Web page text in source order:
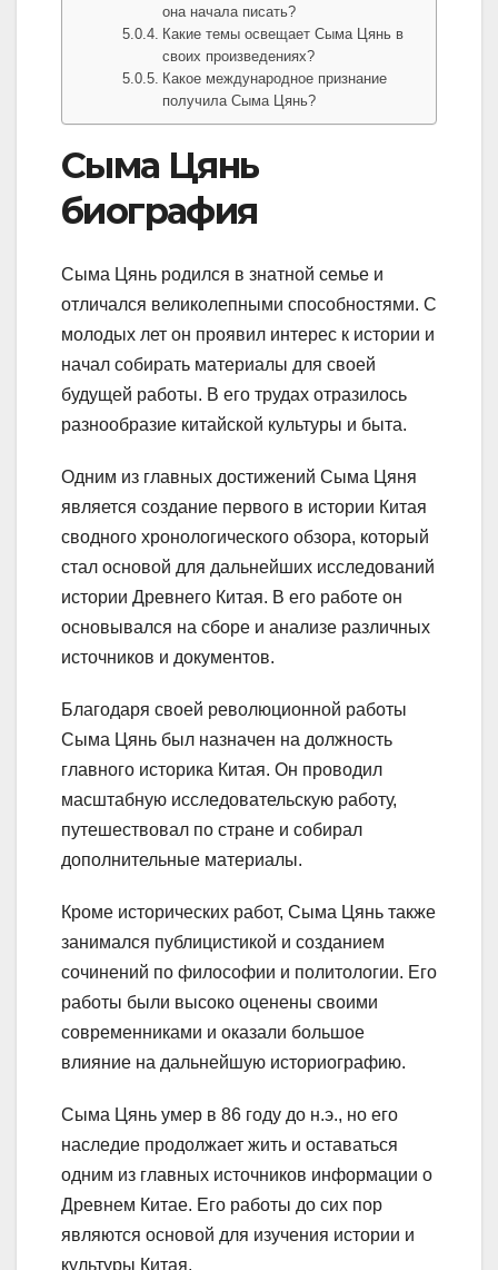
она начала писать?
Какие темы освещает Сыма Цянь в
своих произведениях?
Какое международное признание
получила Сыма Цянь?
Сыма Цянь
биография
Сыма Цянь родился в знатной семье и
отличался великолепными способностями. С
молодых лет он проявил интерес к истории и
начал собирать материалы для своей
будущей работы. В его трудах отразилось
разнообразие китайской культуры и быта.
Одним из главных достижений Сыма Цяня
является создание первого в истории Китая
сводного хронологического обзора, который
стал основой для дальнейших исследований
истории Древнего Китая. В его работе он
основывался на сборе и анализе различных
источников и документов.
Благодаря своей революционной работы
Сыма Цянь был назначен на должность
главного историка Китая. Он проводил
масштабную исследовательскую работу,
путешествовал по стране и собирал
дополнительные материалы.
Кроме исторических работ, Сыма Цянь также
занимался публицистикой и созданием
сочинений по философии и политологии. Его
работы были высоко оценены своими
современниками и оказали большое
влияние на дальнейшую историографию.
Сыма Цянь умер в 86 году до н.э., но его
наследие продолжает жить и оставаться
одним из главных источников информации о
Древнем Китае. Его работы до сих пор
являются основой для изучения истории и
культуры Китая.